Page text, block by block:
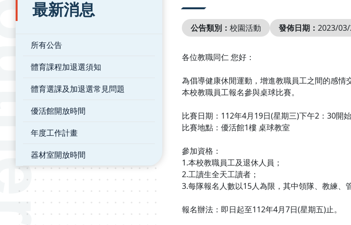
最新消息
所有公告
體育課程加退選須知
體育選課及加退選常見問題
優活館開放時間
年度工作計畫
器材室開放時間
公告類別： 校園活動 發佈日期： 2023/
各位教職同仁 您好：
為倡導健康休閒運動，增進教職員工之間的感
本校教職員工報名參與桌球比賽。
比賽日期：112年4月19日(星期三)下午2：30開始
比賽地點：優活館1樓 桌球教室
參加資格：
1.本校教職員工及退休人員；
2.工讀生全天工讀者；
3.每隊報名人數以15人為限，其中領隊、教練、
報名辦法：即日起至112年4月7日(星期五)止。